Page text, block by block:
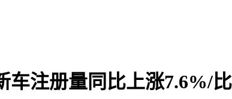
车注册量同比上涨7.6%/